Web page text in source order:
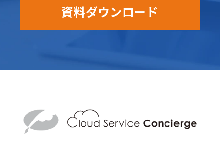
資料ダウンロード